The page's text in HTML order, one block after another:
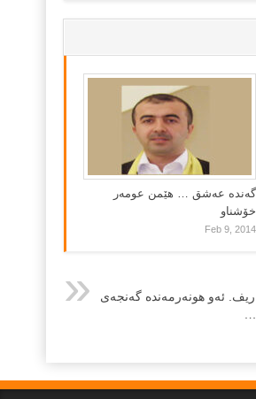
گه‌نده‌ عه‌شق … هێمن عومه‌ر
خۆشناو
Feb 9, 2014
ئه‌و هونه‌رمه‌نده‌ گه‌نجه‌ی